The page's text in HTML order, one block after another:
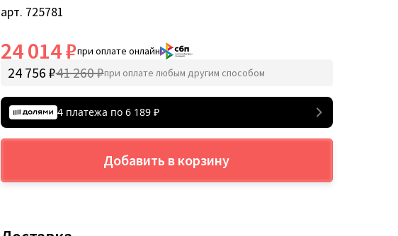
арт. 725781
24 014 ₽при оплате онлайн
24 756 ₽41 260 ₽при оплате любым другим способом
4 платежа по 6 189₽
Добавить в корзину